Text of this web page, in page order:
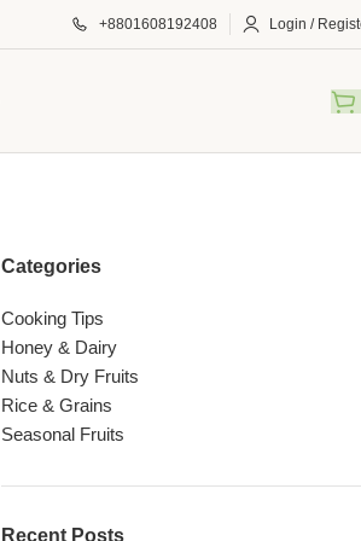
+8801608192408 Login /
Categories
Cooking Tips
Honey & Dairy
Nuts & Dry Fruits
Rice & Grains
Seasonal Fruits
Recent Posts